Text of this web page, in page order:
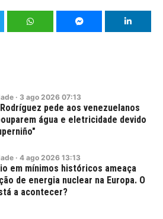
· 3 ago 2026 07:13
pede aos venezuelanos
água e eletricidade devido
· 4 ago 2026 13:13
em mínimos históricos ameaça
de energia nuclear na Europa. O
a acontecer?